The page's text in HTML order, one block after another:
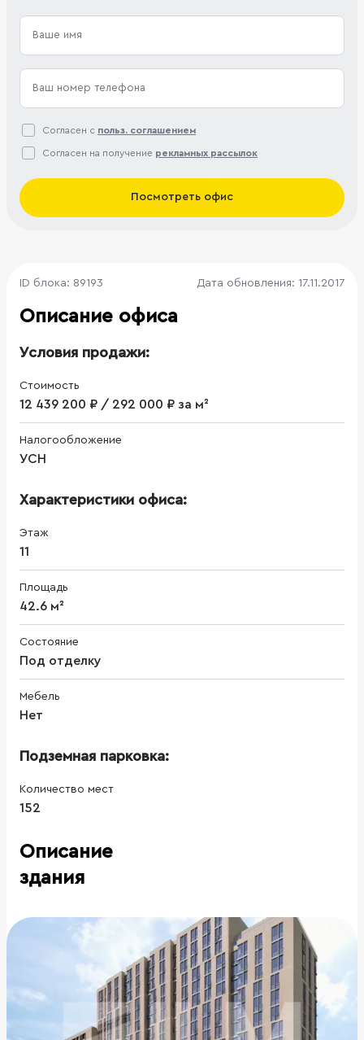
Согласен с польз. соглашением
Согласен на получение рекламных рассылок
Посмотреть офис
ID блока: 89193 Дата обновления: 17.11.2017
Описание офиса
Условия продажи:
Стоимость
12 439 200 ₽ / 292 000 ₽ за м²
Налогообложение
УСН
Характеристики офиса:
Этаж
11
Площадь
42.6 м²
Состояние
Под отделку
Мебель
Нет
Подземная парковка:
Количество мест
152
Описание
здания